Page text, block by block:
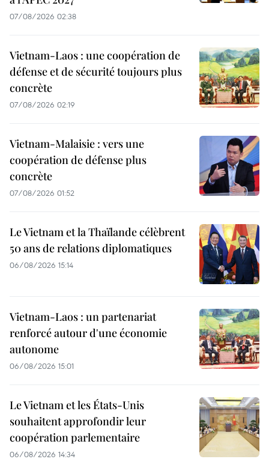
07/08/2026 02:38
Vietnam-Laos : une coopération de
défense et de sécurité toujours plus
concrète
07/08/2026 02:19
Vietnam-Malaisie : vers une
coopération de défense plus
concrète
07/08/2026 01:52
Le Vietnam et la Thaïlande célèbrent
50 ans de relations diplomatiques
06/08/2026 15:14
Vietnam-Laos : un partenariat
renforcé autour d'une économie
autonome
06/08/2026 15:01
Le Vietnam et les États-Unis
souhaitent approfondir leur
coopération parlementaire
06/08/2026 14:34